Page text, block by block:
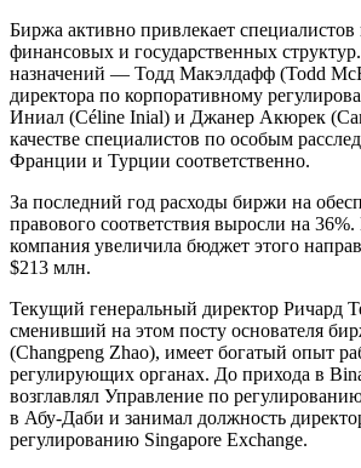
Биржа активно привлекает
финансовых и государственных
назначений — Тодд Макэлдафф (Todd
директора по корпоративному
Иниал (Céline Inial) и Джанер Акюрек
качестве специалистов по особым
Франции и Турции соответственно.
За последний год расходы биржи на
правового соответствия выросли на
компания увеличила бюджет этого
$213 млн.
Текущий генеральный директор Ричард
сменивший на этом посту основателя
(Changpeng Zhao), имеет богатый опыт
регулирующих органах. До прихода в
возглавлял Управление по
в Абу-Даби и занимал должность
регулированию Singapore Exchange.